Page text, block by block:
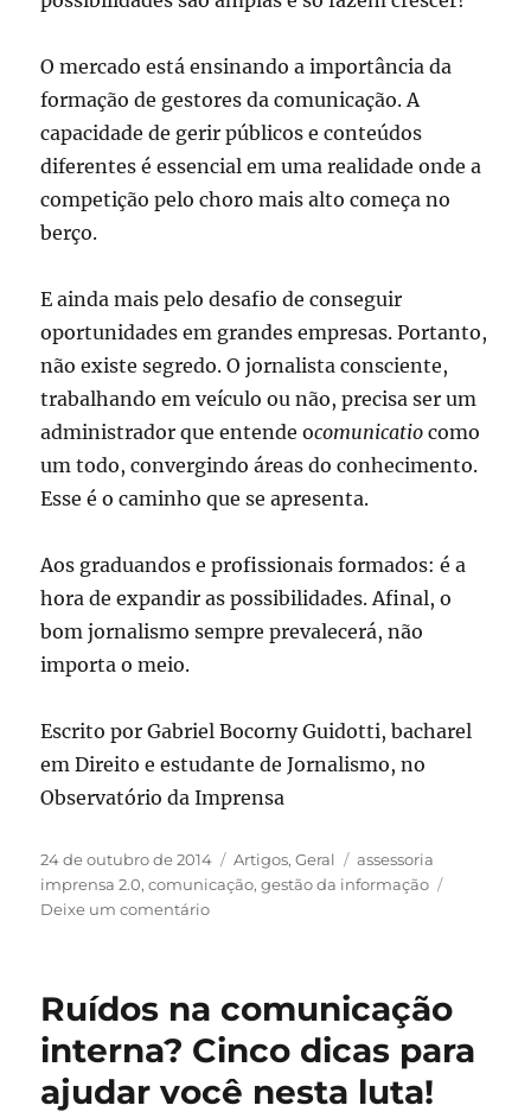
O mercado está ensinando a importância da
formação de gestores da comunicação. A
capacidade de gerir públicos e conteúdos
diferentes é essencial em uma realidade onde a
competição pelo choro mais alto começa no
berço.
E ainda mais pelo desafio de conseguir
oportunidades em grandes empresas. Portanto,
não existe segredo. O jornalista consciente,
trabalhando em veículo ou não, precisa ser um
administrador que entende ocomunicatio como
um todo, convergindo áreas do conhecimento.
Esse é o caminho que se apresenta.
Aos graduandos e profissionais formados: é a
hora de expandir as possibilidades. Afinal, o
bom jornalismo sempre prevalecerá, não
importa o meio.
Escrito por Gabriel Bocorny Guidotti, bacharel
em Direito e estudante de Jornalismo, no
Observatório da Imprensa
Publicado
em
24 de outubro de 2014 Categorias
Artigos,Geral Tags
assessoria
imprensa 2.0,comunicação,gestão da informação
Deixe um comentárioem
Uma
estratégia
para
o
futuro
Ruídos na comunicação
interna? Cinco dicas para
ajudar você nesta luta!